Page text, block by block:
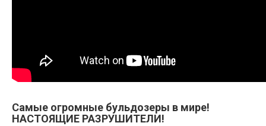
Самые огромные бульдозеры в мире!
НАСТОЯЩИЕ РАЗРУШИТЕЛИ!